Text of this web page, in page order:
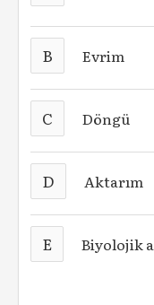
B Evrim
C Döngü
D Aktarım
E Biyolojik